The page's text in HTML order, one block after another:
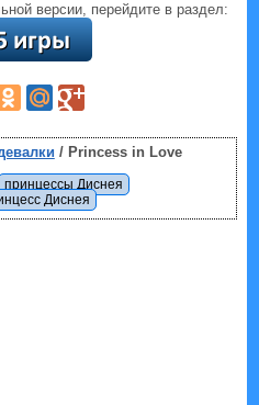
версии, перейдите в раздел:
/ Princess in Love
принцессы Диснея
Диснея